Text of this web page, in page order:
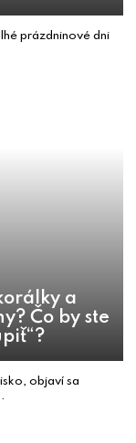
prázdninové dni
a
Čo by ste
objaví sa